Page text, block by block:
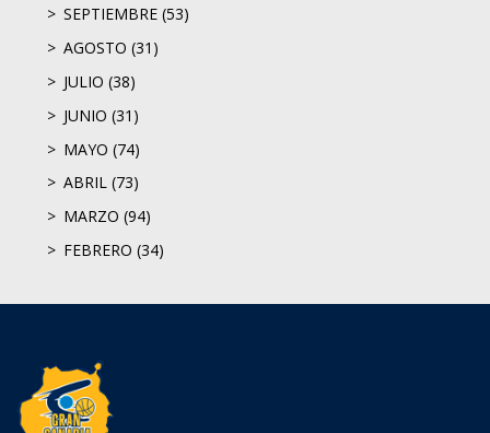
SEPTIEMBRE (53)
AGOSTO (31)
JULIO (38)
JUNIO (31)
MAYO (74)
ABRIL (73)
MARZO (94)
FEBRERO (34)